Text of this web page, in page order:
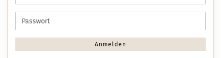
Mail-
Adresse
Passwort
Anmelden